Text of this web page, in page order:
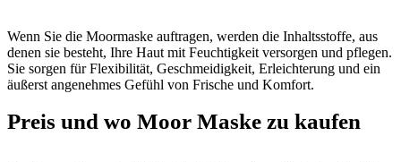
Wenn Sie die Moormaske auftragen, werden die Inhaltsstoffe, aus
denen sie besteht, Ihre Haut mit Feuchtigkeit versorgen und pflegen.
Sie sorgen für Flexibilität, Geschmeidigkeit, Erleichterung und ein
äußerst angenehmes Gefühl von Frische und Komfort.
Preis und wo Moor Maske zu kaufen